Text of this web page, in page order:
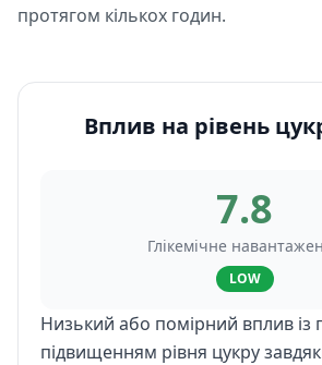
протягом кількох годин.
Вплив на рівень
7.8
Глікемічне
LOW
Низький або помірний вплив із
підвищенням рівня цукру